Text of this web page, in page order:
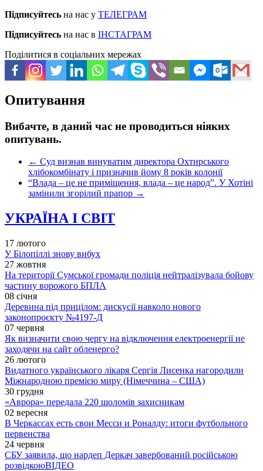
Підписуйтесь на нас у ТЕЛЕГРАМ
Підписуйтесь на нас в ІНСТАГРАМ
Поділитися в соціальних мережах
Опитування
Вибачте, в даний час не проводиться ніяких
опитувань.
← Суд визнав винуватим директора Охтирського
хлібокомбінату і призначив йому 8 років колонії
“Влада – це не приміщення, влада – це народ”. У Хотіні
замінили згорілий прапор →
УКРАЇНА І СВІТ
17 лютого
У Білопіллі знову вибух
27 жовтня
На території Сумської громади поліція нейтралізувала бойову
частину ворожого БПЛА
08 січня
Деревина під прицілом: дискусії навколо нового
законопроєкту №4197-Д
07 червня
Як визначити свою чергу на відключення електроенергії не
заходячи на сайт обленерго?
26 лютого
Видатного українського лікаря Сергія Лисенка нагородили
Міжнародною премією миру (Німеччина – США)
30 грудня
«Аврора» передала 220 шоломів захисникам
02 вересня
В Черкассах есть свои Месси и Роналду: итоги футбольного
первенства
24 червня
СБУ заявила, що нардеп Деркач завербований російською
розвідкоюВІДЕО